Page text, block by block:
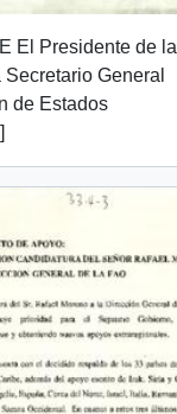
El Presidente de la
General
de Estados